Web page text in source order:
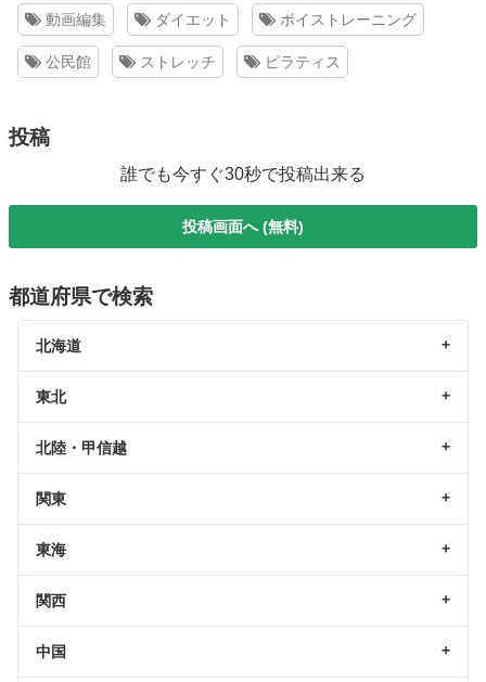
動画編集 ダイエット ボイストレーニング
公民館 ストレッチ ピラティス
投稿
誰でも今すぐ30秒で投稿出来る
投稿画面へ (無料)
都道府県で検索
北海道
東北
北陸・甲信越
関東
東海
関西
中国